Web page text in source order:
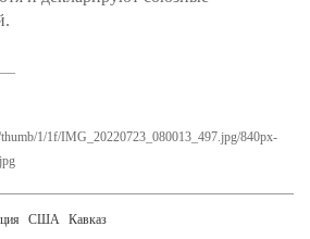
1/1f/IMG_20220723_080013_497.jpg/840px-
США Кавказ